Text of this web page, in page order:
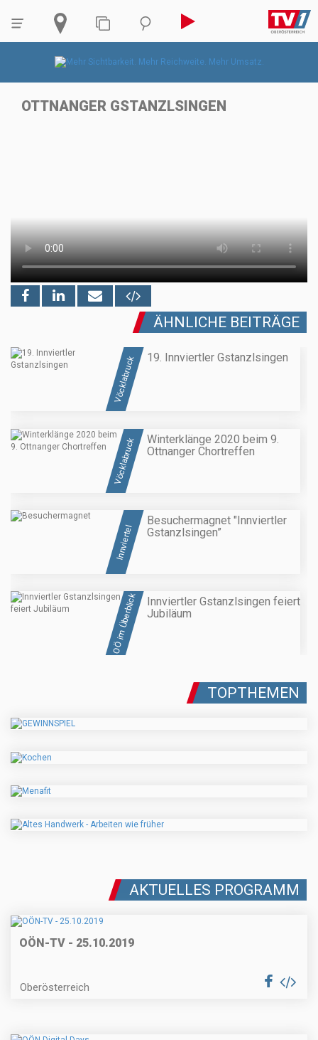
OTTNANGER GSTANZLSINGEN
ÄHNLICHE BEITRÄGE
Vöcklabruck 19. Innviertler Gstanzlsingen
Vöcklabruck
Winterklänge 2020 beim 9.
Ottnanger Chortreffen
Innviertel
Besuchermagnet "Innviertler
Gstanzlsingen”
OÖ im Überblick
Innviertler Gstanzlsingen feiert
Jubiläum
TOPTHEMEN
AKTUELLES PROGRAMM
OÖN-TV - 25.10.2019
Oberösterreich